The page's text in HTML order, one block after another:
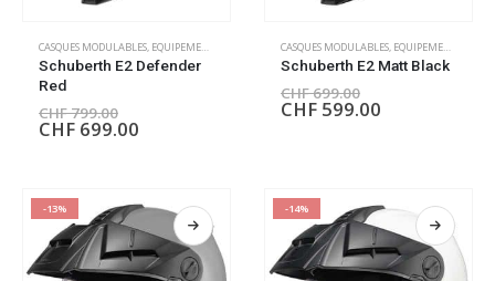
CASQUES MODULABLES, EQUIPEMENT PILOTE
Schuberth E2 Defender
Red
CHF799.00
CHF 699.00
CASQUES MODULABLES, EQUIPEMENT PILOTE
Schuberth E2 Matt Black
CHF699.00
CHF 599.00
-13% -14%